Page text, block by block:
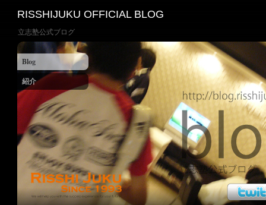
RISSHIJUKU OFFICIAL BLOG
立志塾公式ブログ
Blog
紹介